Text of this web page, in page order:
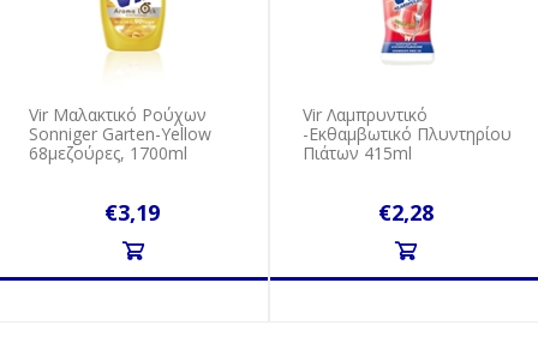
Vir Μαλακτικό Ρούχων
Sonniger Garten-Yellow
68μεζούρες, 1700ml
€3,19
Vir Λαμπρυντικό
-Εκθαμβωτικό Πλυντηρίου
Πιάτων 415ml
€2,28